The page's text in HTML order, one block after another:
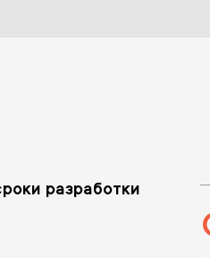
разработки